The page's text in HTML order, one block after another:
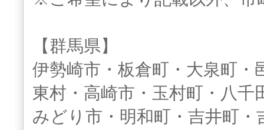
【群馬県】
伊勢崎市・板倉町・大泉町・
東村・高崎市・玉村町・八千
みどり市・明和町・吉井町・